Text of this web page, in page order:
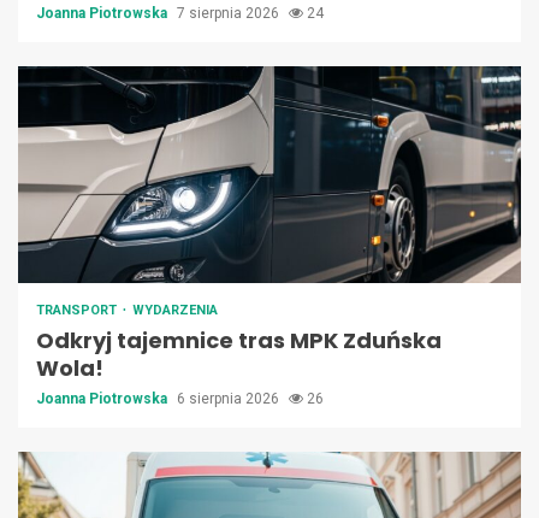
Joanna Piotrowska 7 sierpnia 2026 24
TRANSPORT WYDARZENIA
Odkryj tajemnice tras MPK Zduńska
Wola!
Joanna Piotrowska 6 sierpnia 2026 26